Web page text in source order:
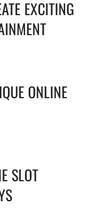
EXCITING
ONLINE
SLOT